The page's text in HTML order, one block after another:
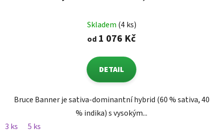
Skladem (4 ks)
od 1 076 Kč
DETAIL
Bruce Banner je sativa-dominantní hybrid (60 % sativa, 40
% indika) s vysokým...
3 ks
5 ks